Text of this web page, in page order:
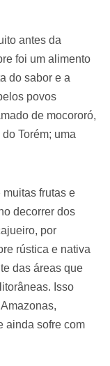
antes da
foi um alimento
do sabor e a
povos
de mocororó,
Torém; uma
muitas frutas e
decorrer dos
por
rústica e nativa
das áreas que
Isso
ainda sofre com